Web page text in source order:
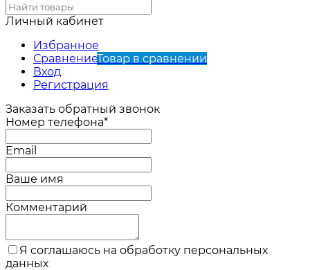
Личный кабинет
Избранное
СравнениеТовар в сравнении
Вход
Регистрация
Заказать обратный звонок
Номер телефона*
Email
Ваше имя
Комментарий
Я соглашаюсь на обработку персональных
данных